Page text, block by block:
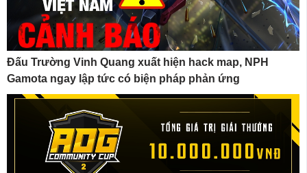
Đấu Trường Vinh Quang xuất hiện hack map, NPH
Gamota ngay lập tức có biện pháp phản ứng